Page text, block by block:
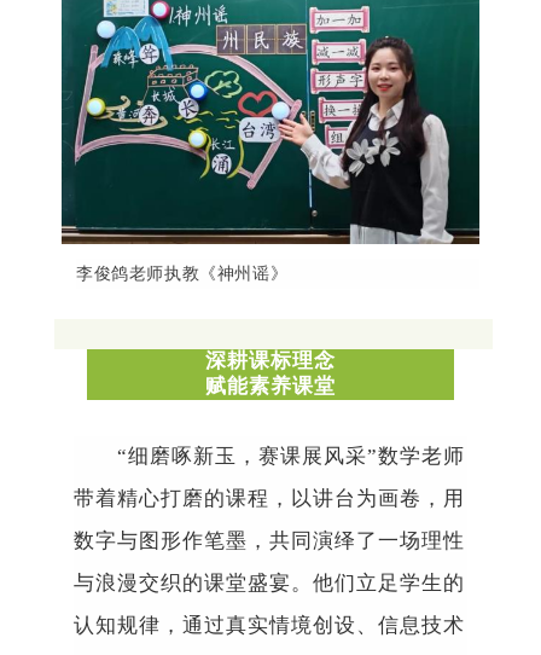
李俊鸽老师执教《神州谣》
深耕课标理念
赋能素养课堂
“细磨啄新玉，赛课展风采”数学老师
带着精心打磨的课程，以讲台为画卷，用
数字与图形作笔墨，共同演绎了一场理性
与浪漫交织的课堂盛宴。他们立足学生的
认知规律，通过真实情境创设、信息技术